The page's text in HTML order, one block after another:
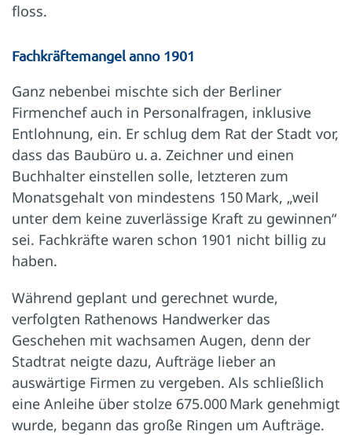
floss.
Fachkräftemangel anno 1901
Ganz nebenbei mischte sich der Berliner
Firmenchef auch in Personalfragen, inklusive
Entlohnung, ein. Er schlug dem Rat der Stadt vor,
dass das Baubüro u. a. Zeichner und einen
Buchhalter einstellen solle, letzteren zum
Monatsgehalt von mindestens 150 Mark, „weil
unter dem keine zuverlässige Kraft zu gewinnen“
sei. Fachkräfte waren schon 1901 nicht billig zu
haben.
Während geplant und gerechnet wurde,
verfolgten Rathenows Handwerker das
Geschehen mit wachsamen Augen, denn der
Stadtrat neigte dazu, Aufträge lieber an
auswärtige Firmen zu vergeben. Als schließlich
eine Anleihe über stolze 675.000 Mark genehmigt
wurde, begann das große Ringen um Aufträge.